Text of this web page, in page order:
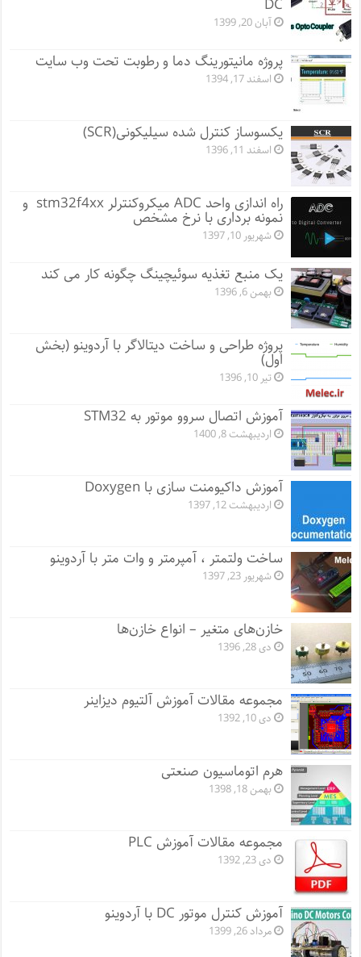
DC
آبان 20, 1399
پروژه مانيتورينگ دما و رطوبت تحت وب سایت
اسفند 17, 1394
یکسوساز کنترل شده سیلیکونی(SCR)
اسفند 11, 1396
راه اندازی واحد ADC میکروکنترلر stm32f4xx و
نمونه برداری با نرخ مشخص
شهریور 10, 1397
یک منبع تغذیه سوئیچینگ چگونه کار می کند
بهمن 6, 1396
پروژه طراحی و ساخت دیتالاگر با آردوینو (بخش
اول)
تیر 10, 1396
آموزش اتصال سروو موتور به STM32
اردیبهشت 8, 1400
آموزش داکیومنت سازی با Doxygen
اردیبهشت 12, 1397
ساخت ولتمتر ، آمپرمتر و وات متر با آردوینو
شهریور 23, 1397
خازن‌های متغیر – انواع خازن‌ها
دی 28, 1396
مجموعه مقالات آموزش آلتیوم دیزاینر
دی 10, 1392
هرم اتوماسیون صنعتی
بهمن 18, 1398
مجموعه مقالات آموزش PLC
دی 23, 1392
آموزش کنترل موتور DC با آردوینو
مرداد 26, 1399